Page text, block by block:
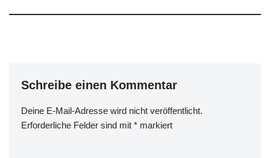
Schreibe einen Kommentar
Deine E-Mail-Adresse wird nicht veröffentlicht.
Erforderliche Felder sind mit * markiert